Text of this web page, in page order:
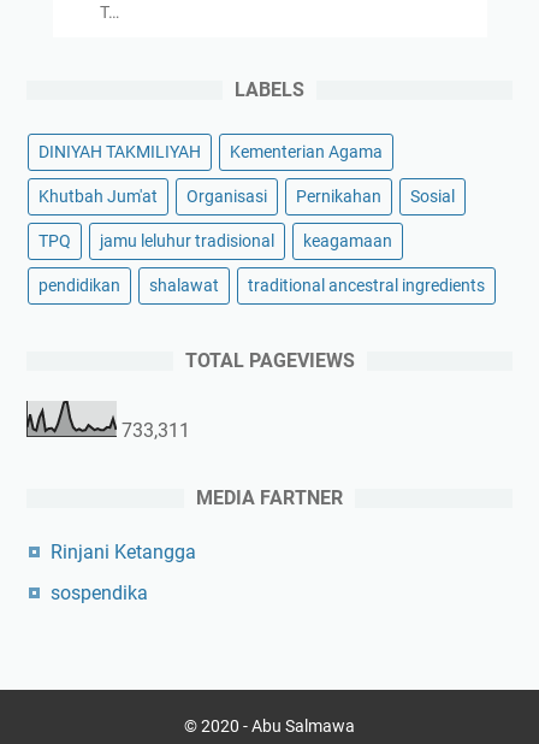
T…
LABELS
DINIYAH TAKMILIYAH Kementerian Agama
Khutbah Jum'at Organisasi Pernikahan Sosial
TPQ jamu leluhur tradisional keagamaan
pendidikan shalawat traditional ancestral ingredients
TOTAL PAGEVIEWS
733,311
MEDIA FARTNER
Rinjani Ketangga
sospendika
© 2020 -Abu Salmawa